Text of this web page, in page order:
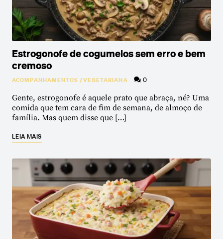
Estrogonofe de cogumelos sem erro e bem
cremoso
ACOMPANHAMENTOS /VEGETARIANA 0
Gente, estrogonofe é aquele prato que abraça, né? Uma
comida que tem cara de fim de semana, de almoço de
família. Mas quem disse que […]
LEIA MAIS